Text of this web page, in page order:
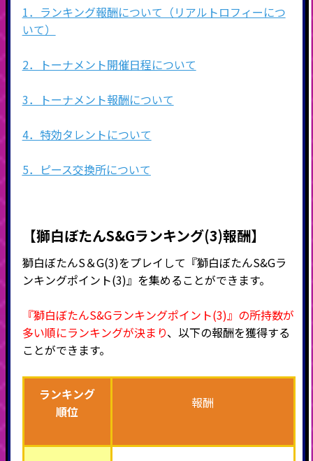
1．ランキング報酬について（リアルトロフィーにつ
いて）
2．トーナメント開催日程について
3．トーナメント報酬について
4．特効タレントについて
5．ピース交換所について
【獅白ぼたんS&Gランキング(3)報酬】
獅白ぼたんS＆G(3)をプレイして『獅白ぼたんS&Gラ
ンキングポイント(3)』を集めることができます。
『獅白ぼたんS&Gランキングポイント(3)』の所持数が
多い順にランキングが決まり、以下の報酬を獲得する
ことができます。
ランキング
順位
報酬